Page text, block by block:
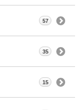
57
35
15